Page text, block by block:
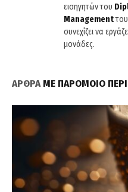
εισηγητών του
Managementτου
συνεχίζει να
μονάδες.
ΑΡΘΡΑΜΕ ΠΑΡΟΜΟΙΟ